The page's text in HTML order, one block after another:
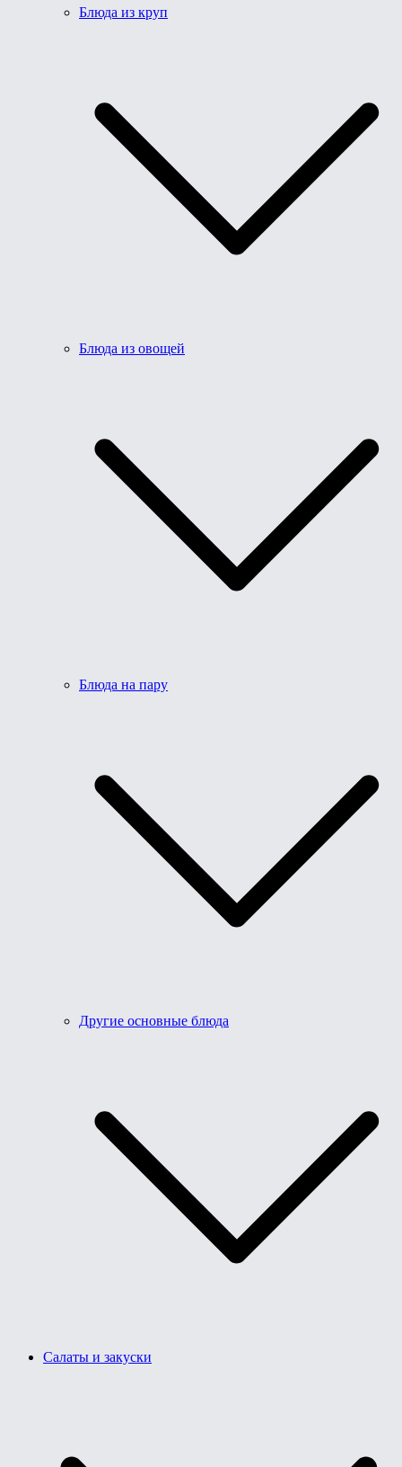
Блюда из круп
Блюда из овощей
Блюда на пару
Другие основные блюда
Салаты и закуски